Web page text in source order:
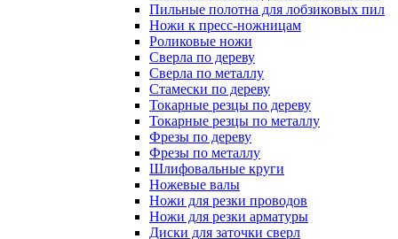
Пильные полотна для лобзиковых пил
Ножи к пресс-ножницам
Роликовые ножи
Сверла по дереву
Сверла по металлу
Стамески по дереву
Токарные резцы по дереву
Токарные резцы по металлу
Фрезы по дереву
Фрезы по металлу
Шлифовальные круги
Ножевые валы
Ножи для резки проводов
Ножи для резки арматуры
Диски для заточки сверл